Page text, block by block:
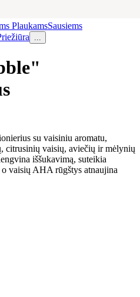
PlaukamsSausiems
...
su vaisiniu aromatu,
citrusinių vaisių, aviečių ir mėlynių
iššukavimą, suteikia
vaisių AHA rūgštys atnaujina